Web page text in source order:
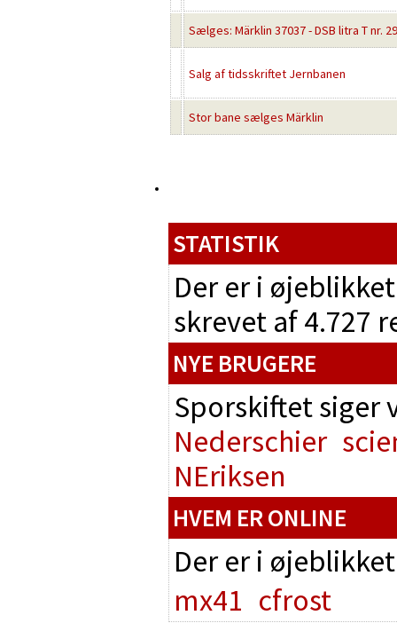
Sælges: Märklin 37037 - DSB litra T nr.
Salg af tidsskriftet Jernbanen
Stor bane sælges Märklin
STATISTIK
Der er i
skrevet af 4.727
NYE BRUGERE
Sporskiftet
Nederschier
NEriksen
HVEM ER ONLINE
Der er i
mx41 cfrost